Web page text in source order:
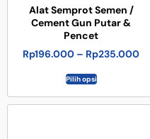
Alat Semprot Semen /
Cement Gun Putar &
Pencet
Rp196.000 – Rp235.000
Pilih opsi